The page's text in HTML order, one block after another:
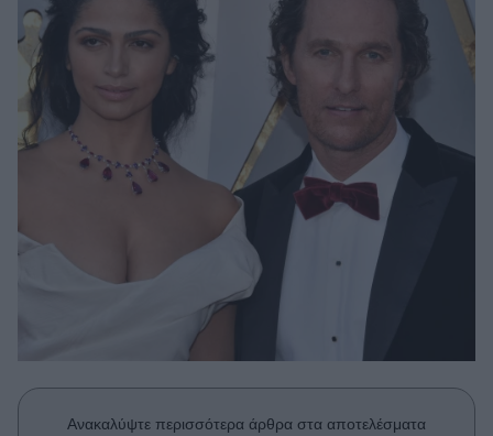
Ψυχολογία
Υγεία + Διατροφή
Σχέσεις & Σεξ
Woman Power
Working Girl
Συνεντεύξεις
Ανακαλύψτε περισσότερα άρθρα στα αποτελέσματα